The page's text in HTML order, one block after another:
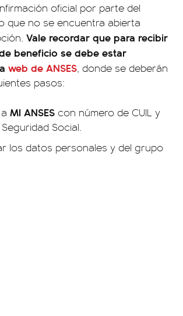
oficial por parte del
que no se encuentra abierta
Vale recordar que para recibir
beneficio se debe estar
web de ANSES, donde se deberán
pasos:
MI ANSES con número de CUIL y
Social.
los datos personales y del grupo